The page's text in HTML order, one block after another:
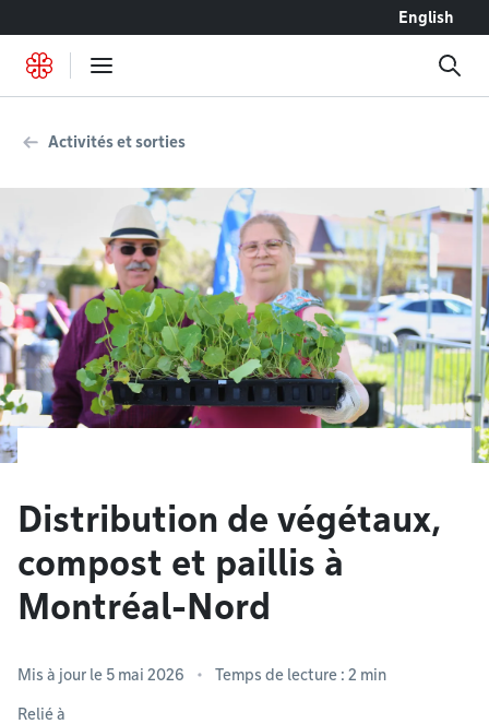
English
Activités et sorties
Distribution de végétaux,
compost et paillis à
Montréal-Nord
Mis à jour le 5 mai 2026 Temps de lecture : 2 min
Relié à